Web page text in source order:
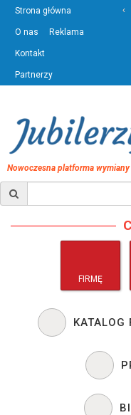
Strona główna
O nas Reklama
Kontakt
Partnerzy
‹
Nowoczesna platforma
FIRMĘ
KATALOG